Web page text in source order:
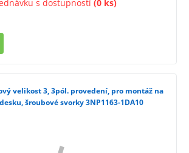
s dostupností (0 ks)
velikost 3, 3pól. provedení, pro montáž na
šroubové svorky 3NP1163-1DA10